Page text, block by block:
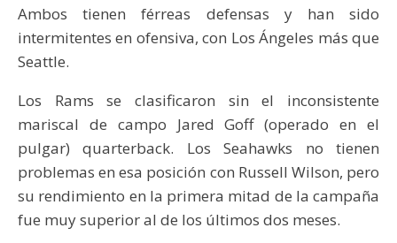
Ambos tienen férreas defensas y han sido
intermitentes en ofensiva, con Los Ángeles más que
Seattle.
Los Rams se clasificaron sin el inconsistente
mariscal de campo Jared Goff (operado en el
pulgar) quarterback. Los Seahawks no tienen
problemas en esa posición con Russell Wilson, pero
su rendimiento en la primera mitad de la campaña
fue muy superior al de los últimos dos meses.